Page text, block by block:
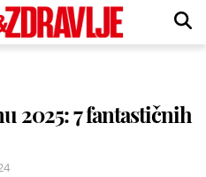
2025: 7 fantastičnih